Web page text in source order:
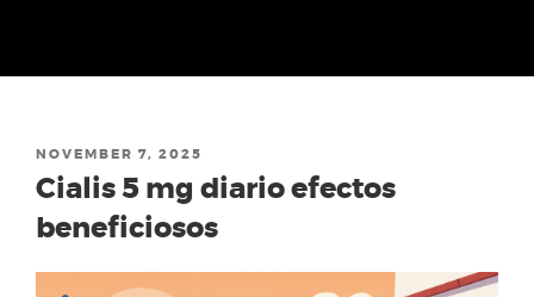
content
POSTED
ON
NOVEMBER 7, 2025
Cialis 5 mg diario efectos
beneficiosos